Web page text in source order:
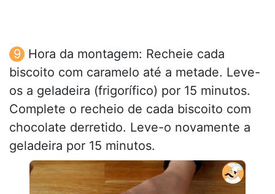
Hora da montagem: Recheie cada
biscoito com caramelo até a metade. Leve-
os a geladeira (frigorífico) por 15 minutos.
Complete o recheio de cada biscoito com
chocolate derretido. Leve-o novamente a
geladeira por 15 minutos.